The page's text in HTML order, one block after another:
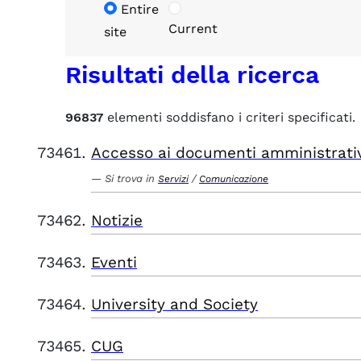
Entire
site
Current
Risultati della ricerca
96837 elementi soddisfano i criteri specificati.
Accesso ai documenti
Si trova in Servizi / Comunicazione
Notizie
Eventi
University and Society
CUG